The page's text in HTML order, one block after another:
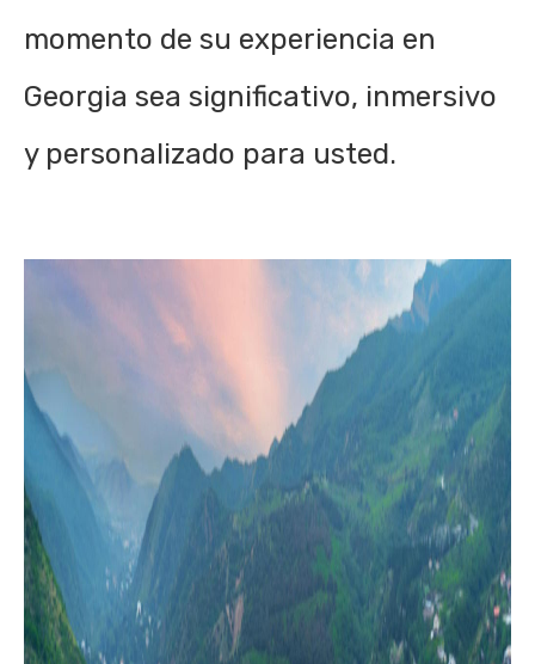
momento de su experiencia en
Georgia sea significativo, inmersivo
y personalizado para usted.